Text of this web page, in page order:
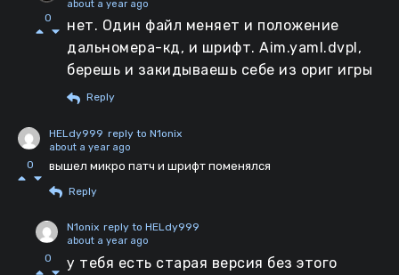
0
about a year ago
нет. Один файл меняет и положение
дальномера-кд, и шрифт. Aim.yaml.dvpl,
берешь и закидываешь себе из ориг игры
Reply
0
HELdy999 reply to N1onix
about a year ago
вышел микро патч и шрифт поменялся
Reply
0
N1onix reply to HELdy999
about a year ago
у тебя есть старая версия без этого